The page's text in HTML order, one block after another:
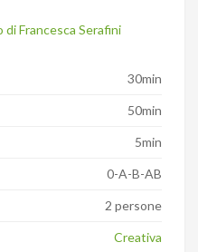
Francesca Serafini
30min
50min
5min
0-A-B-AB
2 persone
Creativa